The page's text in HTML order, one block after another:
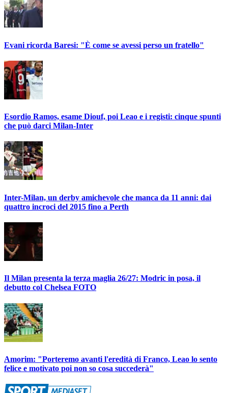
Evani ricorda Baresi: "È come se avessi perso un fratello"
Esordio Ramos, esame Diouf, poi Leao e i registi: cinque spunti
che può darci Milan-Inter
Inter-Milan, un derby amichevole che manca da 11 anni: dai
quattro incroci del 2015 fino a Perth
Il Milan presenta la terza maglia 26/27: Modric in posa, il
debutto col Chelsea FOTO
Amorim: "Porteremo avanti l'eredità di Franco, Leao lo sento
felice e motivato poi non so cosa succederà"